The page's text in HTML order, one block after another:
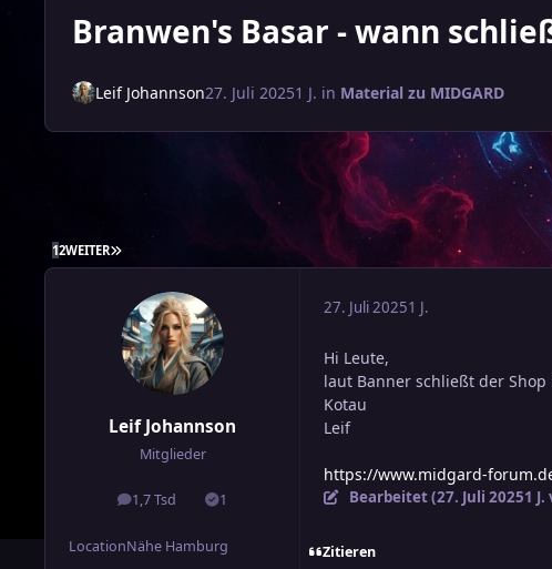
Branwen's Basar - wann
Leif Johannson27. Juli 20251 J. in Material zu MIDGARD
12WEITER LETZTE SEITE
Leif Johannson
Mitglieder
1,7 Tsd
Beiträge 1
Lösungen
LocationNähe Hamburg
27. Juli 20251 J.
Hi Leute,
laut Banner schließt der Shop
Kotau
Leif
https://www.midgard-
Bearbeitet (27. Juli 20251 J.
Zitieren